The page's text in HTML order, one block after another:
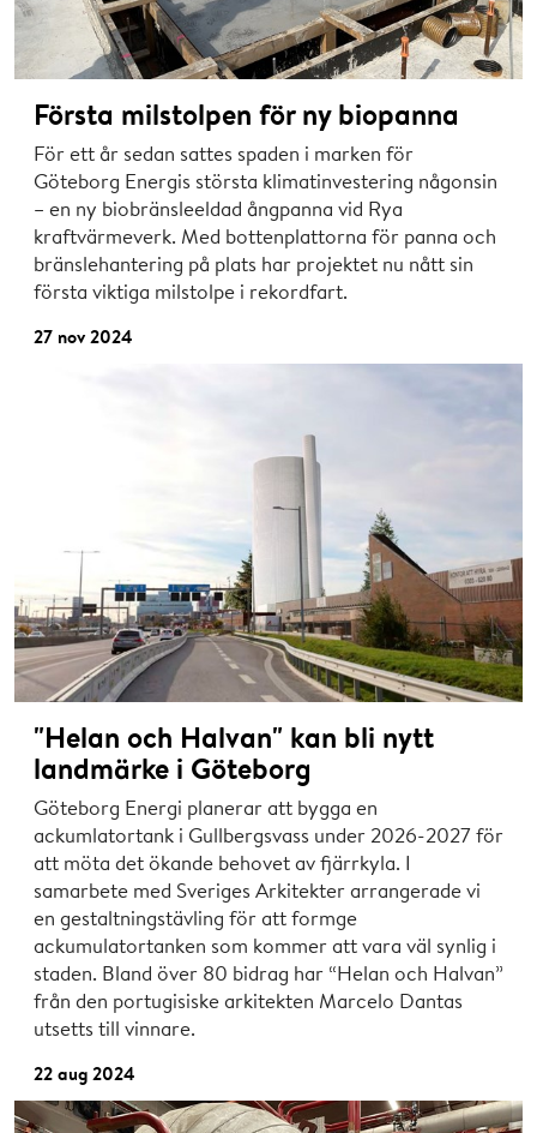
Första milstolpen för ny biopanna
För ett år sedan sattes spaden i marken för
Göteborg Energis största klimatinvestering någonsin
– en ny biobränsleeldad ångpanna vid Rya
kraftvärmeverk. Med bottenplattorna för panna och
bränslehantering på plats har projektet nu nått sin
första viktiga milstolpe i rekordfart.
27 nov 2024
"Helan och Halvan" kan bli nytt
landmärke i Göteborg
Göteborg Energi planerar att bygga en
ackumlatortank i Gullbergsvass under 2026-2027 för
att möta det ökande behovet av fjärrkyla. I
samarbete med Sveriges Arkitekter arrangerade vi
en gestaltningstävling för att formge
ackumulatortanken som kommer att vara väl synlig i
staden. Bland över 80 bidrag har “Helan och Halvan”
från den portugisiske arkitekten Marcelo Dantas
utsetts till vinnare.
22 aug 2024